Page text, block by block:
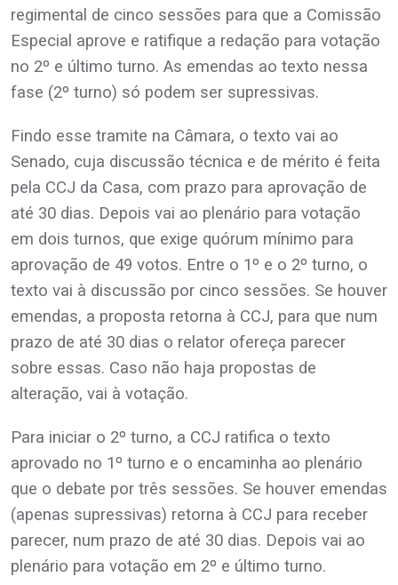
regimental de cinco sessões para que a Comissão
Especial aprove e ratifique a redação para votação
no 2º e último turno. As emendas ao texto nessa
fase (2º turno) só podem ser supressivas.
Findo esse tramite na Câmara, o texto vai ao
Senado, cuja discussão técnica e de mérito é feita
pela CCJ da Casa, com prazo para aprovação de
até 30 dias. Depois vai ao plenário para votação
em dois turnos, que exige quórum mínimo para
aprovação de 49 votos. Entre o 1º e o 2º turno, o
texto vai à discussão por cinco sessões. Se houver
emendas, a proposta retorna à CCJ, para que num
prazo de até 30 dias o relator ofereça parecer
sobre essas. Caso não haja propostas de
alteração, vai à votação.
Para iniciar o 2º turno, a CCJ ratifica o texto
aprovado no 1º turno e o encaminha ao plenário
que o debate por três sessões. Se houver emendas
(apenas supressivas) retorna à CCJ para receber
parecer, num prazo de até 30 dias. Depois vai ao
plenário para votação em 2º e último turno.